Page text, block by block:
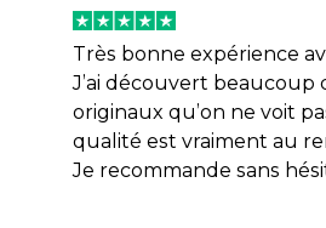
Très bonne expérience
J’ai découvert beaucoup
originaux qu’on ne voit
qualité est vraiment au
Je recommande sans